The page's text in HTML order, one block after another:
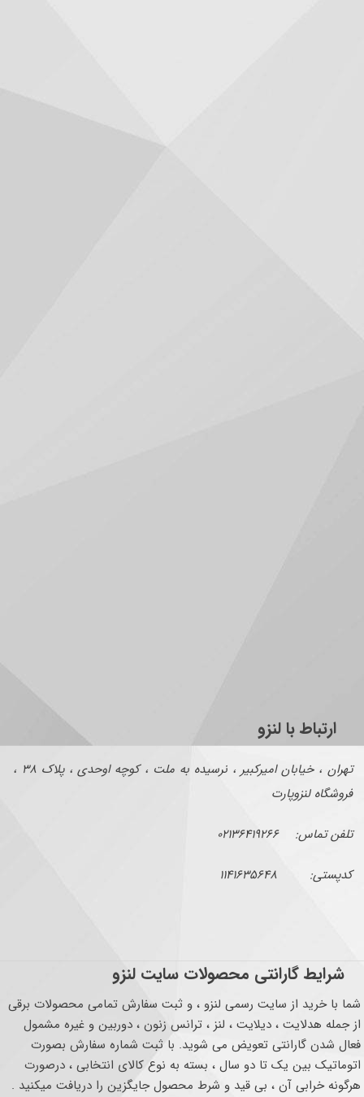
ارتباط با لنزو
تهران ، خیابان امیرکبیر ، نرسیده به ملت ، کوچه اوحدی ، پلاک ۳۸ ،
فروشگاه لنزوپارت
تلفن تماس: ۰۲۱۳۶۴۱۹۲۶۶
کدپستی: ۱۱۴۱۶۳۵۶۴۸
شرایط گارانتی محصولات سایت لنزو
شما با خرید از سایت رسمی لنزو ، و ثبت سفارش تمامی محصولات برقی
از جمله هدلایت ، دیلایت ، لنز ، ترانس زنون ، دوربین و غیره مشمول
فعال شدن گارانتی تعویض می شوید. با ثبت شماره سفارش بصورت
اتوماتیک بین یک تا دو سال ، بسته به نوع کالای انتخابی ، درصورت
هرگونه خرابی آن ، بی قید و شرط محصول جایگزین را دریافت میکنید .